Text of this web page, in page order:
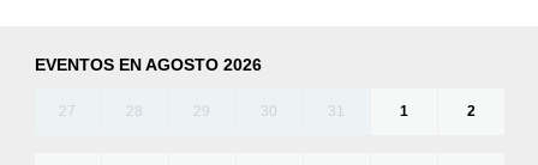
EVENTOS EN AGOSTO 2026
27 28 29 30 31 1 2